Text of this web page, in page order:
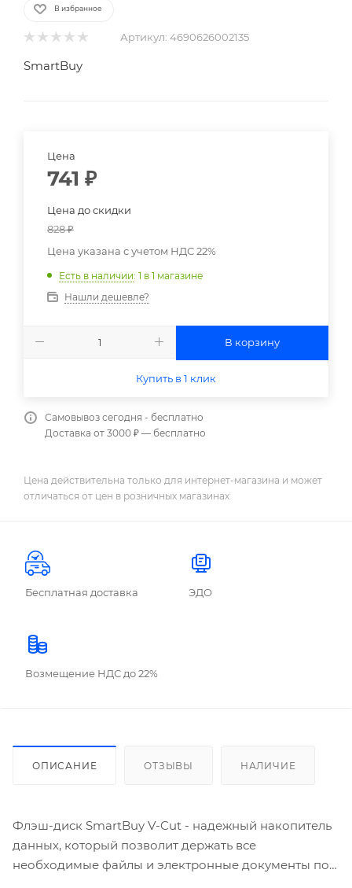
В избранное
Артикул: 4690626002135
SmartBuy
Цена
741 ₽
Цена до скидки
828₽
Цена указана с учетом НДС 22%
Есть в наличии: 1 в 1 магазине
Нашли дешевле?
В корзину
Купить в 1 клик
Самовывоз сегодня - бесплатно
Доставка от 3000 ₽ — бесплатно
Цена действительна только для интернет-магазина и может
отличаться от цен в розничных магазинах
Бесплатная доставка ЭДО
Возмещение НДС до 22%
ОПИСАНИЕ ОТЗЫВЫ НАЛИЧИЕ
Флэш-диск SmartBuy V-Cut - надежный накопитель
данных, который позволит держать все
необходимые файлы и электронные документы под